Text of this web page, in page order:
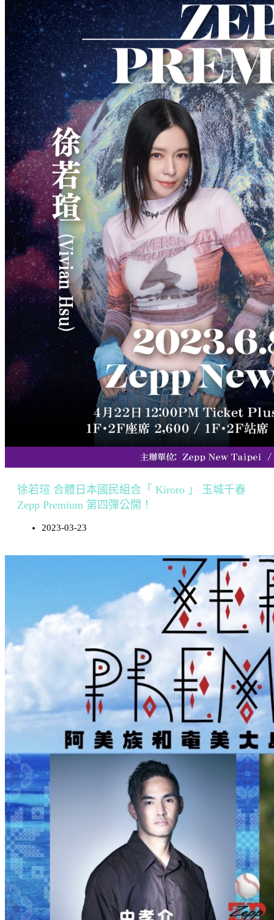
徐若瑄 合體日本國民組合「 Kiroro 」 玉城千春
Zepp Premium 第四彈公開！
2023-03-23